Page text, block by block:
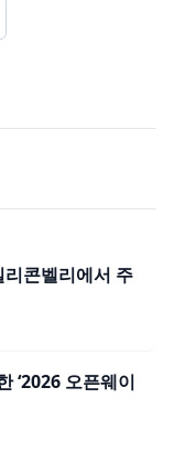
콘벨리에서 주
‘2026 오픈웨이